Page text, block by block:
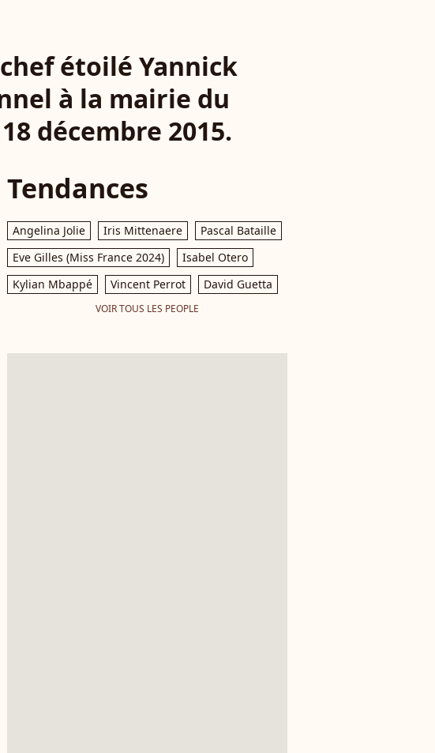
étoilé Yannick
à la mairie du
décembre 2015.
Tendances
Angelina Jolie Iris Mittenaere
Pascal Bataille
Eve Gilles (Miss France 2024)
Isabel Otero
Kylian Mbappé
Vincent Perrot David Guetta
VOIR TOUS LES PEOPLE